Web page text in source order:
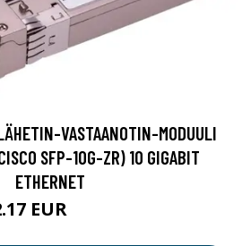
VASTAANOTIN-MODUULI
SFP-10G-ZR) 10 GIGABIT
ETHERNET
EUR